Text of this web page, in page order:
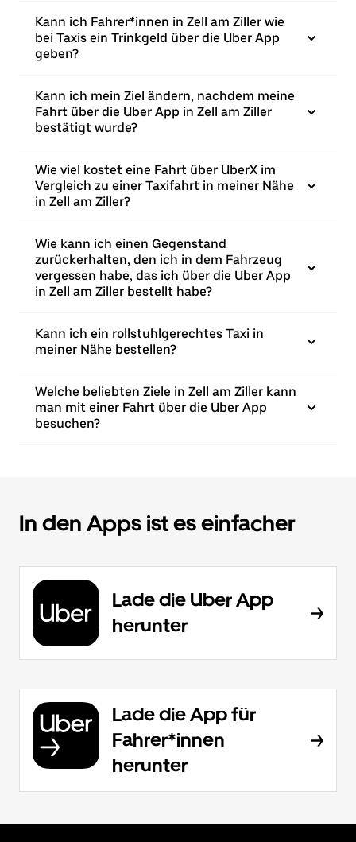
Kann ich Fahrer*innen in Zell am Ziller wie
bei Taxis ein Trinkgeld über die Uber App
geben?
Kann ich mein Ziel ändern, nachdem meine
Fahrt über die Uber App in Zell am Ziller
bestätigt wurde?
Wie viel kostet eine Fahrt über UberX im
Vergleich zu einer Taxifahrt in meiner Nähe
in Zell am Ziller?
Wie kann ich einen Gegenstand
zurückerhalten, den ich in dem Fahrzeug
vergessen habe, das ich über die Uber App
in Zell am Ziller bestellt habe?
Kann ich ein rollstuhlgerechtes Taxi in
meiner Nähe bestellen?
Welche beliebten Ziele in Zell am Ziller kann
man mit einer Fahrt über die Uber App
besuchen?
In den Apps ist es einfacher
Lade die Uber App
herunter
Lade die App für
Fahrer*innen
herunter